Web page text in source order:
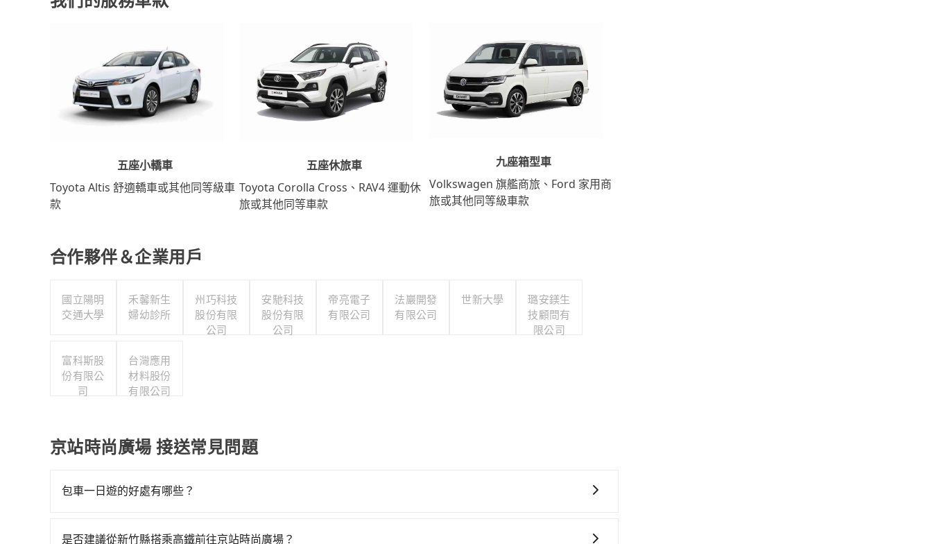
五座小轎車
Toyota Altis 舒適轎車或其他同等級車
款
五座休旅車
Toyota Corolla Cross、RAV4 運動休
旅或其他同等車款
九座箱型車
Volkswagen 旗艦商旅、Ford 家用商
旅或其他同等級車款
合作夥伴＆企業用戶
國立陽明
交通大學
禾馨新生
婦幼診所
州巧科技
股份有限
公司
安馳科技
股份有限
公司
帝亮電子
有限公司
法巖開發
有限公司
世新大學
璐安鎂生
技顧問有
限公司
富科斯股
份有限公
司
台灣應用
材料股份
有限公司
京站時尚廣場 接送常見問題
包車一日遊的好處有哪些？
驗當地文化和風土人情，此外，包車還可以省去您自己開車也無需擔心路線和交通的問題，更可以在舒適的環境
是否建議從新竹縣搭乘高鐵前往京站時尚廣場？